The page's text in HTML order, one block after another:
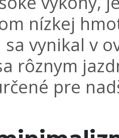
nízkej
vynikal v
rôznym
pre